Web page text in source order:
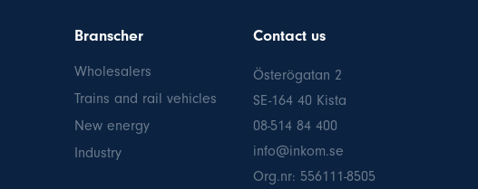
Branscher
Wholesalers
Trains and rail vehicles
New energy
Industry
Contact us
Österögatan 2
SE-164 40 Kista
08-514 84 400
info@inkom.se
Org.nr: 556111-8505